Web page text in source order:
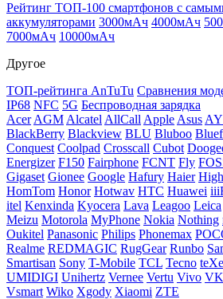
Рейтинг ТОП-100 смартфонов с
аккумуляторами 3000мАч 4000мАч
7000мАч 10000мАч
Другое
ТОП-рейтинга AnTuTu Сравнения
IP68 NFC 5G Беспроводная зарядка
Acer AGM Alcatel AllCall Apple Asus
BlackBerry Blackview BLU Bluboo
Conquest Coolpad Crosscall Cubot
Energizer F150 Fairphone FCNT Fly
Gigaset Gionee Google Hafury Haier
HomTom Honor Hotwav HTC Huawei
itel Kenxinda Kyocera Lava Leagoo Leica
Meizu Motorola MyPhone Nokia Nothing
Oukitel Panasonic Philips Phonemax
Realme REDMAGIC RugGear Runbo
Smartisan Sony T-Mobile TCL Tecno
UMIDIGI Unihertz Vernee Vertu Vivo
Vsmart Wiko Xgody Xiaomi ZTE